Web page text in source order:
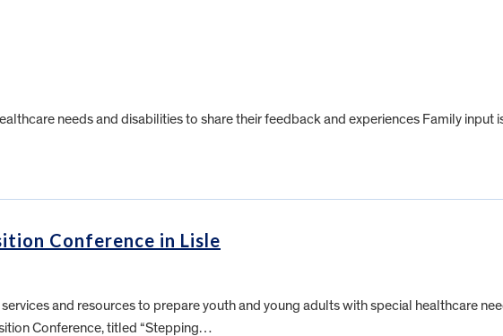
needs and disabilities to share their feedback and experiences Family input
Conference in Lisle
and resources to prepare youth and young adults with special healthcare
Conference, titled “Stepping…